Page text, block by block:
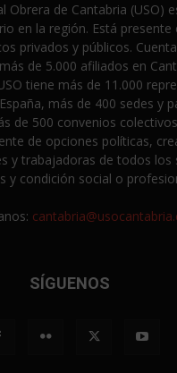
Obrera de Cantabria (USO)
en la región. Está presente
privados y públicos.
de 5.000 afiliados en
tiene más de 11.000
más de 400 sedes y
de 500 convenios
de opciones políticas,
y trabajadoras de todos los
y condición social o
SÍGUENOS